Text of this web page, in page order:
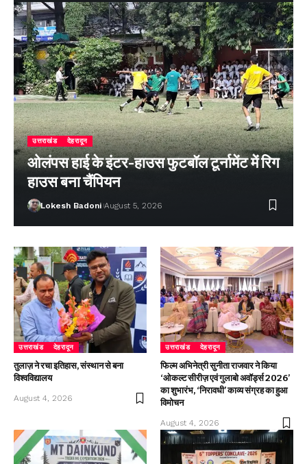
उत्तराखंड देहरादून
ओलंपस हाई के इंटर-हाउस फुटबॉल टूर्नामेंट में रिग
हाउस बना चैंपियन
Lokesh Badoni August 5, 2026
उत्तराखंड देहरादून
तुलाज़ ने रचा इतिहास, संस्थान से बना
विश्वविद्यालय
August 4, 2026
उत्तराखंड देहरादून
फिल्म अभिनेत्री सुनीता राजवार ने किया
‘ओकल्ट सीरीज़ एवं गुलाबो अवॉर्ड्स 2026’
का शुभारंभ, ‘निरावधी’ काव्य संग्रह का हुआ
विमोचन
August 4, 2026